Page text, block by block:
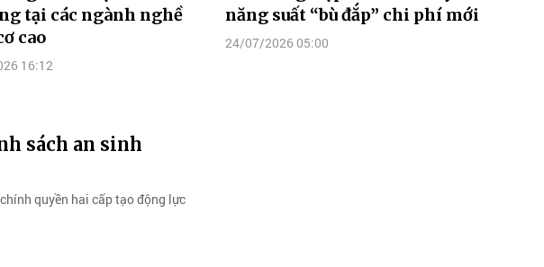
tại các ngành nghề
cao
16:12
năng suất “bù đắp” chi phí mới
24/07/2026 05:00
sách an sinh
quyền hai cấp tạo động lực